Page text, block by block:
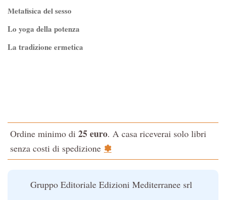
Metafisica del sesso
Lo yoga della potenza
La tradizione ermetica
La Cabala
Il potere del serpente
Ordine minimo di 25 euro. A casa riceverai solo libri
senza costi di spedizione ✽
Gruppo Editoriale Edizioni Mediterranee srl